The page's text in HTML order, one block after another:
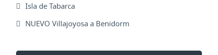
Isla de Tabarca
NUEVO Villajoyosa a Benidorm